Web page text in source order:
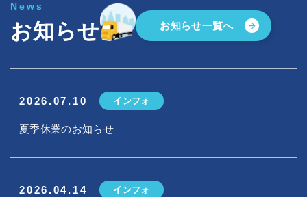
News
お知らせ お知らせ一覧へ
2026.07.10 インフォ
夏季休業のお知らせ
2026.04.14 インフォ